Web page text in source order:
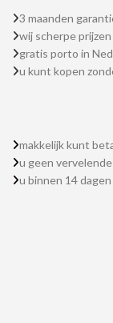
3 maanden
wij scherpe
gratis porto in
u kunt kopen
makkelijk kunt
u geen
u binnen 14